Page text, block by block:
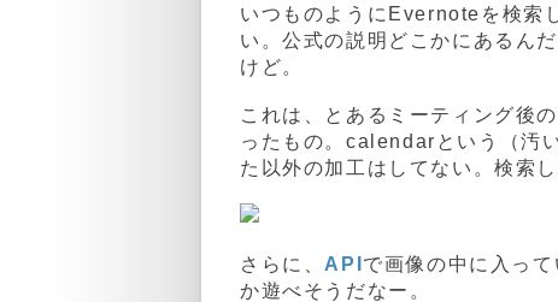
いつものようにEvernoteを検索
い。公式の説明どこかにあるん
けど。
これは、とあるミーティング後
ったもの。calendarという（汚
た以外の加工はしてない。検索
さらに、 API で画像の中に入っ
か遊べそうだなー。